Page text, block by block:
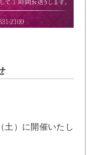
土）に開催いたし